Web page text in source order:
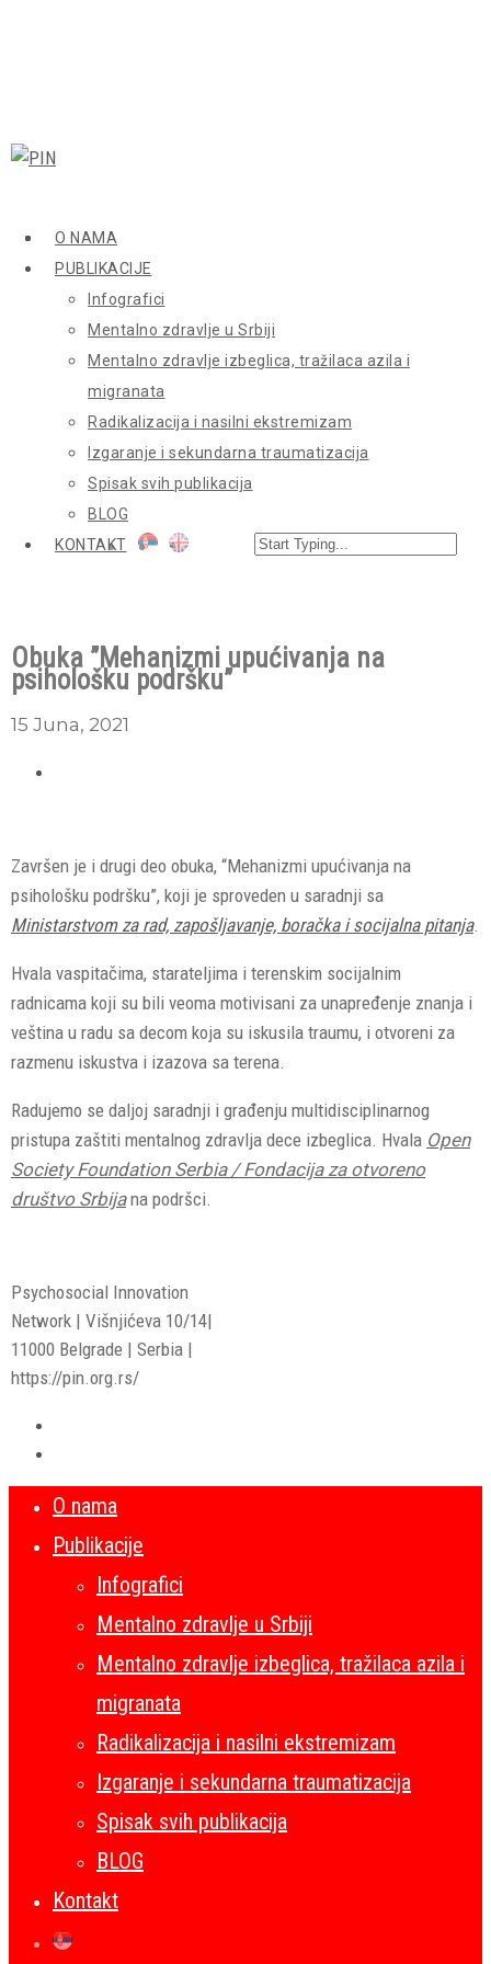
O NAMA
PUBLIKACIJE
Infografici
Mentalno zdravlje u Srbiji
Mentalno zdravlje izbeglica, tražilaca azila i
migranata
Radikalizacija i nasilni ekstremizam
Izgaranje i sekundarna traumatizacija
Spisak svih publikacija
BLOG
KONTAKT
Obuka ”Mehanizmi upućivanja na
psihološku podršku”
15 Juna, 2021
Završen je i drugi deo obuka, “Mehanizmi upućivanja na
psihološku podršku”, koji je sproveden u saradnji sa
Ministarstvom za rad, zapošljavanje, boračka i socijalna pitanja.
Hvala vaspitačima, starateljima i terenskim socijalnim
radnicama koji su bili veoma motivisani za unapređenje znanja i
veština u radu sa decom koja su iskusila traumu, i otvoreni za
razmenu iskustva i izazova sa terena.
Radujemo se daljoj saradnji i građenju multidisciplinarnog
pristupa zaštiti mentalnog zdravlja dece izbeglica. Hvala Open
Society Foundation Serbia / Fondacija za otvoreno
društvo Srbijana podršci.
Psychosocial Innovation
Network | Višnjićeva 10/14|
11000 Belgrade | Serbia |
https://pin.org.rs/
O nama
Publikacije
Infografici
Mentalno zdravlje u Srbiji
Mentalno zdravlje izbeglica, tražilaca azila i
migranata
Radikalizacija i nasilni ekstremizam
Izgaranje i sekundarna traumatizacija
Spisak svih publikacija
BLOG
Kontakt